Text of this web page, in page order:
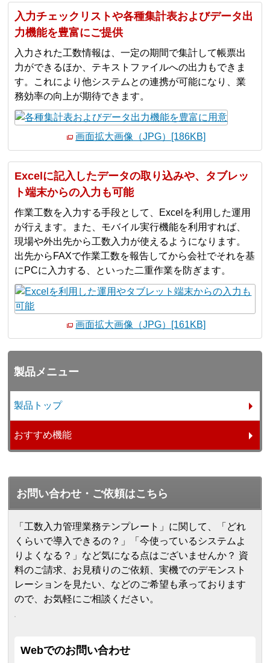
入力チェックリストや各種集計表およびデータ出
力機能を豊富にご提供
入力された工数情報は、一定の期間で集計して帳票出
力ができるほか、テキストファイルへの出力もできま
す。これにより他システムとの連携が可能になり、業
務効率の向上が期待できます。
画面拡大画像（JPG）[186KB]
Excelに記入したデータの取り込みや、タブレッ
ト端末からの入力も可能
作業工数を入力する手段として、Excelを利用した運用
が行えます。また、モバイル実行機能を利用すれば、
現場や外出先から工数入力が使えるようになります。
出先からFAXで作業工数を報告してから会社でそれを基
にPCに入力する、といった二重作業を防ぎます。
画面拡大画像（JPG）[161KB]
製品メニュー
製品トップ
おすすめ機能
お問い合わせ・ご依頼はこちら
「工数入力管理業務テンプレート」に関して、「どれ
くらいで導入できるの？」「今使っているシステムよ
りよくなる？」など気になる点はございませんか？ 資
料のご請求、お見積りのご依頼、実機でのデモンスト
レーションを見たい、などのご希望も承っております
ので、お気軽にご相談ください。
Webでのお問い合わせ